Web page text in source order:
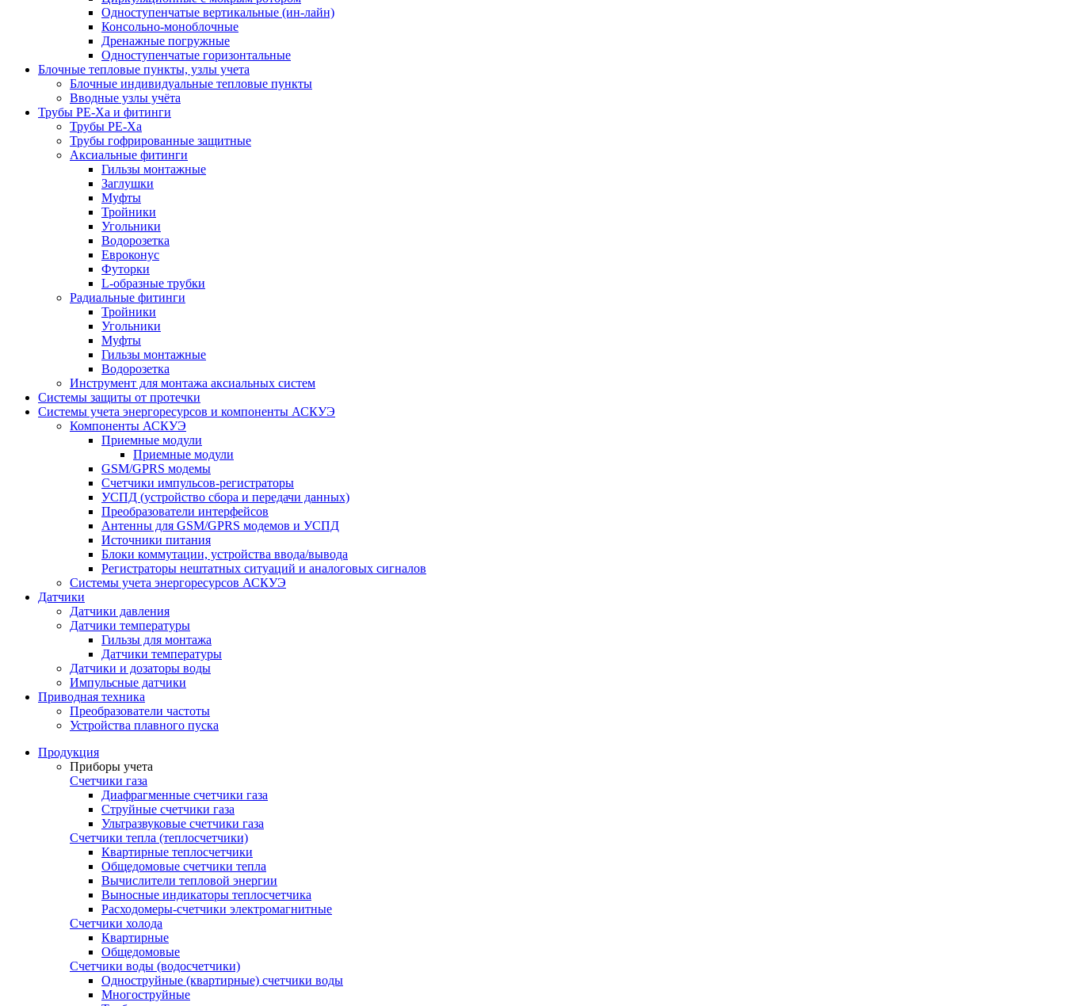
Одноступенчатые вертикальные (ин-лайн)
Консольно-моноблочные
Дренажные погружные
Одноступенчатые горизонтальные
Блочные тепловые пункты, узлы учета
Блочные индивидуальные тепловые пункты
Вводные узлы учёта
Трубы РЕ-Ха и фитинги
Трубы РЕ-Ха
Трубы гофрированные защитные
Аксиальные фитинги
Гильзы монтажные
Заглушки
Муфты
Тройники
Угольники
Водорозетка
Евроконус
Футорки
L-образные трубки
Радиальные фитинги
Тройники
Угольники
Муфты
Гильзы монтажные
Водорозетка
Инструмент для монтажа аксиальных систем
Системы защиты от протечки
Системы учета энергоресурсов и компоненты АСКУЭ
Компоненты АСКУЭ
Приемные модули
Приемные модули
GSM/GPRS модемы
Счетчики импульсов-регистраторы
УСПД (устройство сбора и передачи данных)
Преобразователи интерфейсов
Антенны для GSM/GPRS модемов и УСПД
Источники питания
Блоки коммутации, устройства ввода/вывода
Регистраторы нештатных ситуаций и аналоговых сигналов
Системы учета энергоресурсов АСКУЭ
Датчики
Датчики давления
Датчики температуры
Гильзы для монтажа
Датчики температуры
Датчики и дозаторы воды
Импульсные датчики
Приводная техника
Преобразователи частоты
Устройства плавного пуска
Продукция
Приборы учета
Счетчики газа
Диафрагменные счетчики газа
Струйные счетчики газа
Ультразвуковые счетчики газа
Счетчики тепла (теплосчетчики)
Квартирные теплосчетчики
Общедомовые счетчики тепла
Вычислители тепловой энергии
Выносные индикаторы теплосчетчика
Расходомеры-счетчики электромагнитные
Счетчики холода
Квартирные
Общедомовые
Счетчики воды (водосчетчики)
Одноструйные (квартирные) счетчики воды
Многоструйные